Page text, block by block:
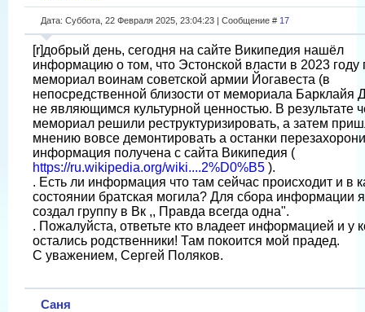
Дата: Суббота, 22 Февраля 2025, 23:04:23 | Сообщение # 17
[r]добрый день, сегодня на сайте Википедия нашёл
информацию о том, что Эстонской власти в 2023 году
мемориал воинам советской армии Йогавеста (в
непосредственной близости от мемориала Барклайя
не являющимся культурной ценностью. В результате
мемориал решили реструктуризировать, а затем
мнению вовсе демонтировать а останки
информация получена с сайта Википедия (
https://ru.wikipedia.org/wiki....2%D0%B5 ).
. Есть ли информация что там сейчас происходит и в
состоянии братская могила? Для сбора информации
создал группу в Вк ,, Правда всегда одна".
. Пожалуйста, ответьте кто владеет информацией и у
остались родственники! Там покоится мой прадед.
С уважением, Сергей Поляков.
Саня